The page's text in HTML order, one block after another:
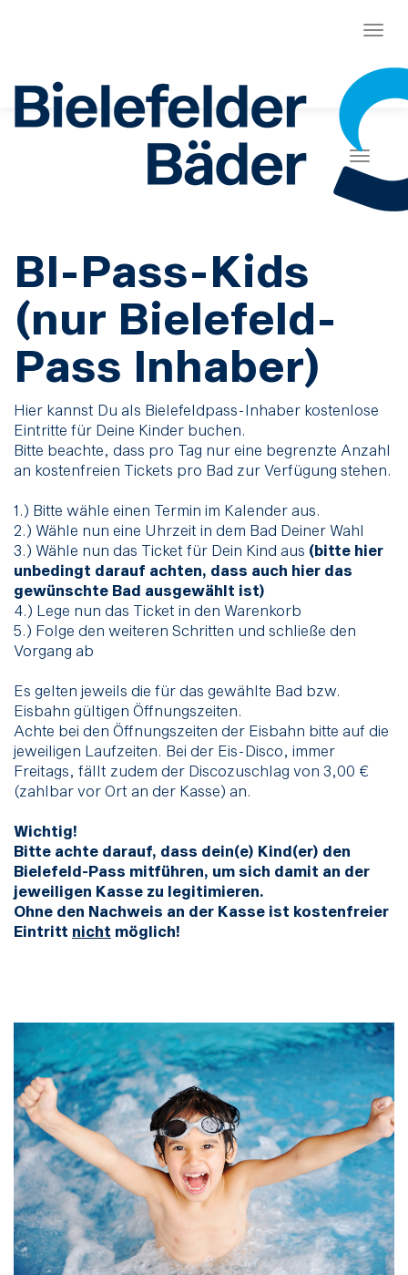
BI-Pass-Kids
(nur Bielefeld-
Pass Inhaber)
Hier kannst Du als Bielefeldpass-Inhaber kostenlose
Eintritte für Deine Kinder buchen.
Bitte beachte, dass pro Tag nur eine begrenzte Anzahl
an kostenfreien Tickets pro Bad zur Verfügung stehen.
1.) Bitte wähle einen Termin im Kalender aus.
2.) Wähle nun eine Uhrzeit in dem Bad Deiner Wahl
3.) Wähle nun das Ticket für Dein Kind aus (bitte hier
unbedingt darauf achten, dass auch hier das
gewünschte Bad ausgewählt ist)
4.) Lege nun das Ticket in den Warenkorb
5.) Folge den weiteren Schritten und schließe den
Vorgang ab
Es gelten jeweils die für das gewählte Bad bzw.
Eisbahn gültigen Öffnungszeiten.
Achte bei den Öffnungszeiten der Eisbahn bitte auf die
jeweiligen Laufzeiten. Bei der Eis-Disco, immer
Freitags, fällt zudem der Discozuschlag von 3,00 €
(zahlbar vor Ort an der Kasse) an.
Wichtig!
Bitte achte darauf, dass dein(e) Kind(er) den
Bielefeld-Pass mitführen, um sich damit an der
jeweiligen Kasse zu legitimieren.
Ohne den Nachweis an der Kasse ist kostenfreier
Eintritt nicht möglich!